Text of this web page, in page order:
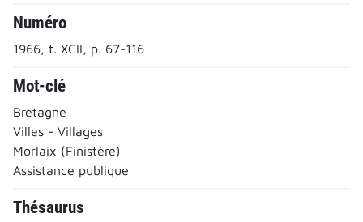
Numéro
1966, t. XCII, p. 67-116
Mot-clé
Bretagne
Villes - Villages
Morlaix (Finistère)
Assistance publique
Thésaurus